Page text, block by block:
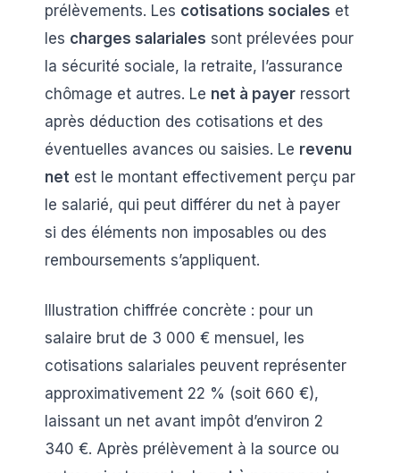
prélèvements. Les cotisations sociales et
les charges salariales sont prélevées pour
la sécurité sociale, la retraite, l’assurance
chômage et autres. Le net à payer ressort
après déduction des cotisations et des
éventuelles avances ou saisies. Le revenu
net est le montant effectivement perçu par
le salarié, qui peut différer du net à payer
si des éléments non imposables ou des
remboursements s’appliquent.
Illustration chiffrée concrète : pour un
salaire brut de 3 000 € mensuel, les
cotisations salariales peuvent représenter
approximativement 22 % (soit 660 €),
laissant un net avant impôt d’environ 2
340 €. Après prélèvement à la source ou